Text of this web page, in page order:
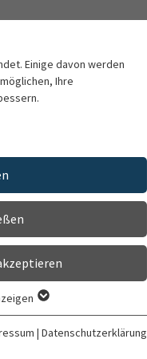
Einige davon werden
Ihre
Funktionen der Webseite
einwandfrei
| Datenschutzerklärung